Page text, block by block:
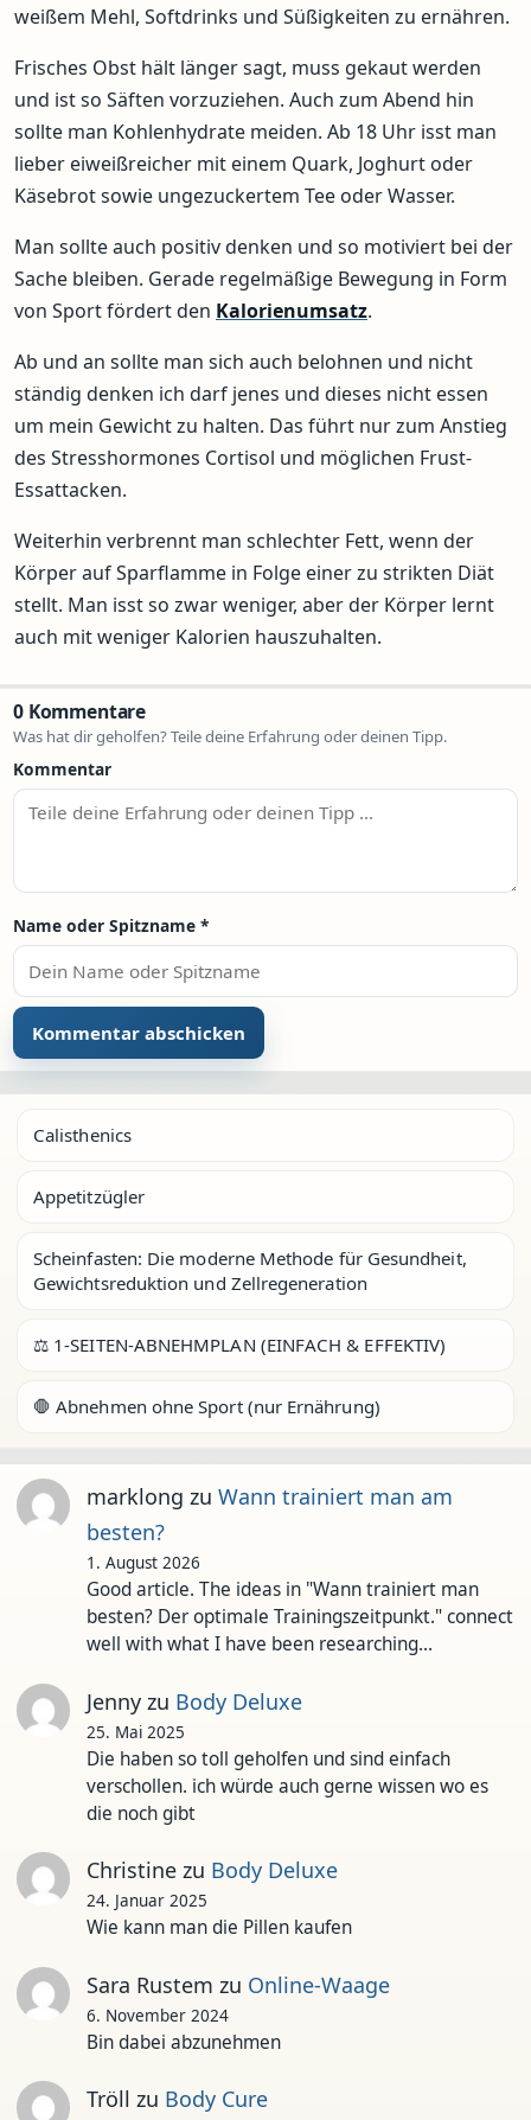
weißem Mehl, Softdrinks und Süßigkeiten zu ernähren.
Frisches Obst hält länger sagt, muss gekaut werden
und ist so Säften vorzuziehen. Auch zum Abend hin
sollte man Kohlenhydrate meiden. Ab 18 Uhr isst man
lieber eiweißreicher mit einem Quark, Joghurt oder
Käsebrot sowie ungezuckertem Tee oder Wasser.
Man sollte auch positiv denken und so motiviert bei der
Sache bleiben. Gerade regelmäßige Bewegung in Form
von Sport fördert den Kalorienumsatz.
Ab und an sollte man sich auch belohnen und nicht
ständig denken ich darf jenes und dieses nicht essen
um mein Gewicht zu halten. Das führt nur zum Anstieg
des Stresshormones Cortisol und möglichen Frust-
Essattacken.
Weiterhin verbrennt man schlechter Fett, wenn der
Körper auf Sparflamme in Folge einer zu strikten Diät
stellt. Man isst so zwar weniger, aber der Körper lernt
auch mit weniger Kalorien hauszuhalten.
0 Kommentare
Was hat dir geholfen? Teile deine Erfahrung oder deinen Tipp.
Kommentar
Name oder Spitzname *
Calisthenics
Appetitzügler
Scheinfasten: Die moderne Methode für Gesundheit,
Gewichtsreduktion und Zellregeneration
⚖️ 1-SEITEN-ABNEHMPLAN (EINFACH & EFFEKTIV)
🛑 Abnehmen ohne Sport (nur Ernährung)
marklong zu Wann trainiert man am
besten?
1. August 2026
Good article. The ideas in "Wann trainiert man
besten? Der optimale Trainingszeitpunkt." connect
well with what I have been researching…
Jennyzu Body Deluxe
25. Mai 2025
Die haben so toll geholfen und sind einfach
verschollen. ich würde auch gerne wissen wo es
die noch gibt
Christinezu Body Deluxe
24. Januar 2025
Wie kann man die Pillen kaufen
Sara Rustem zu Online-Waage
6. November 2024
Bin dabei abzunehmen
Tröll zu Body Cure